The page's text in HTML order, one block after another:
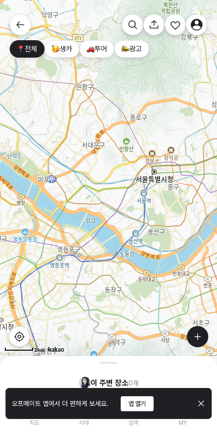
오프메이트 앱에서 더 편하게 보세요. 앱 열기
2km
전체 생카 투어 광고
이 주변 장소0개
지도 시야 검색 MY